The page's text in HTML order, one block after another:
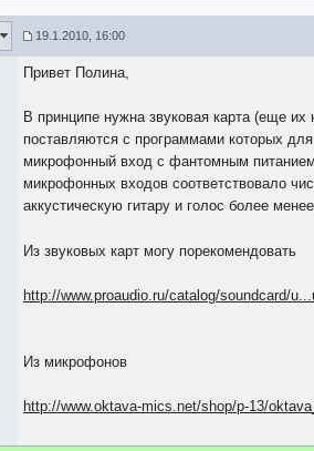
19.1.2010, 16:00
Привет Полина,
В принципе нужна звуковая карта (еще
поставляются с программами которых
микрофонный вход с фантомным
микрофонных входов соответствовало
аккустическую гитару и голос более
Из звуковых карт могу порекомендовать
http://www.proaudio.ru/catalog/soundcard/
Из микрофонов
http://www.oktava-mics.net/shop/p-13/